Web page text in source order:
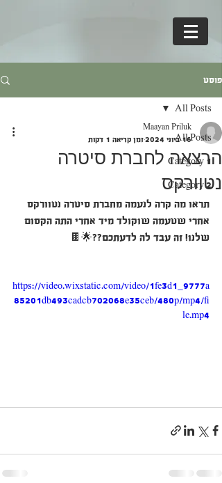
פוסט
All Posts
Category 1
Category 2
All Posts
הרצאה לחברת סיטרה
נטוורקס
Maayan Priluk
16 ביוני 2024
זמן קריאה 1 דקות
תראו מה קרה לנעמה מחברת סיטרה נטוורקס
אחרי שטעמה שוקולד מיד אחרי התה הקסום
שלנו! זה עבד לה לדעתכם??🌟🍫
https://video.wixstatic.com/video/1fe3d1_9777a
85201db493cadcb702068e35ceb/480p/mp4/fi
le.mp4